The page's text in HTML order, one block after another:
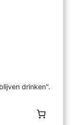
drinken".